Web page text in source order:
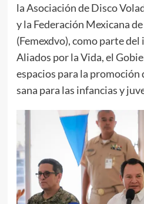
la Asociación de Disco
y la Federación Mexicana
(Femexdvo), como parte
Aliados por la Vida, el
espacios para la promoción
sana para las infancias y